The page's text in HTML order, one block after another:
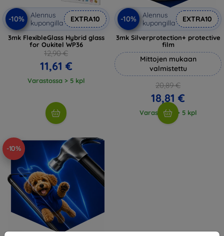
-10%
Alennus
kupongilla
EXTRA10
3mk FlexibleGlass Hybrid glass
for Oukitel WP36
12,90 €
11,61 €
Varastossa > 5 kpl
-10%
Alennus
kupongilla
EXTRA10
3mk Silverprotection+ protective
film
Mittojen mukaan
valmistettu
20,89 €
18,81 €
Varastossa > 5 kpl
-10%